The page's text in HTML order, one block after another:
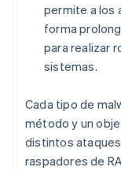
permite a los
forma
para realizar
sistemas.
Cada tipo de
método y un
distintos
raspadores de